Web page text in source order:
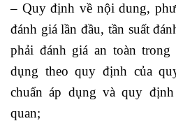
– Quy định về nội dung,
đánh giá lần đầu, tần suất
phải đánh giá an toàn
dụng theo quy định của
chuẩn áp dụng và quy
quan;